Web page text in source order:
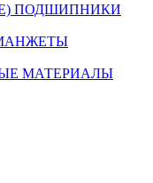
ПОДШИПНИКИ
МАТЕРИАЛЫ